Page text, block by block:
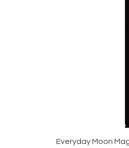
Everyday Moon